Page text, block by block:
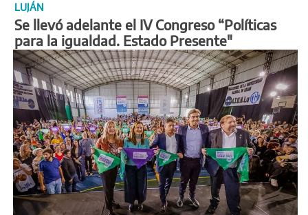
LUJÁN
Se llevó adelante el IV Congreso “Políticas
para la igualdad. Estado Presente"